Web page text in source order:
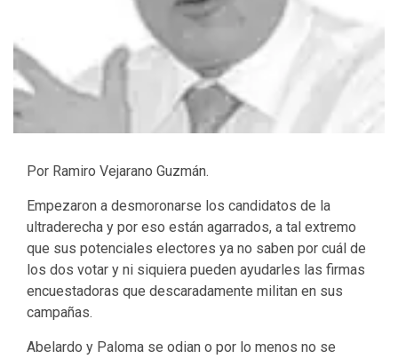
Por Ramiro Vejarano Guzmán.
Empezaron a desmoronarse los candidatos de la
ultraderecha y por eso están agarrados, a tal extremo
que sus potenciales electores ya no saben por cuál de
los dos votar y ni siquiera pueden ayudarles las firmas
encuestadoras que descaradamente militan en sus
campañas.
Abelardo y Paloma se odian o por lo menos no se